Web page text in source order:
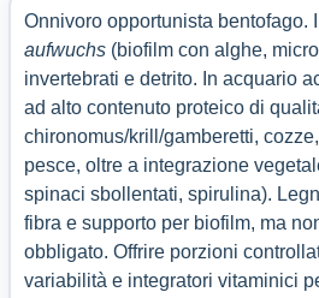
Onnivoro opportunista bentofago.
aufwuchs(biofilm con alghe,
invertebrati e detrito. In acquario
ad alto contenuto proteico di
chironomus/krill/gamberetti,
pesce, oltre a integrazione
spinaci sbollentati, spirulina).
fibra e supporto per biofilm, ma
obbligato. Offrire porzioni
variabilità e integratori vitaminici